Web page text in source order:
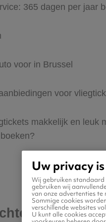
365 dagen per jaar
voor in Brussel
voor
makkelijk en
naar
Uw privacy
Wij gebruiken
gebruiken wij
van onze advertenties te
Sommige cookies
verschillende websites
U kunt alle cookies